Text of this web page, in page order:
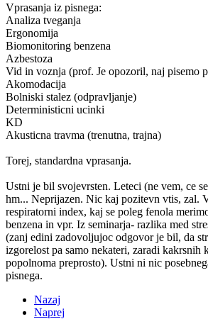
Vprasanja iz pisnega:
Analiza tveganja
Ergonomija
Biomonitoring benzena
Azbestoza
Vid in voznja (prof. Je opozoril, naj pisemo
Akomodacija
Bolniski stalez (odpravljanje)
Deterministicni ucinki
KD
Akusticna travma (trenutna, trajna)
Torej, standardna vprasanja.
Ustni je bil svojevrsten. Leteci (ne vem, ce
hm... Neprijazen. Nic kaj pozitevn vtis, zal.
respiratorni index, kaj se poleg fenola
benzena in vpr. Iz seminarja- razlika med
(zanj edini zadovoljujoc odgovor je bil, da
izgorelost pa samo nekateri, zaradi kakrsnih
popolnoma preprosto). Ustni ni nic
pisnega.
Nazaj
Naprej